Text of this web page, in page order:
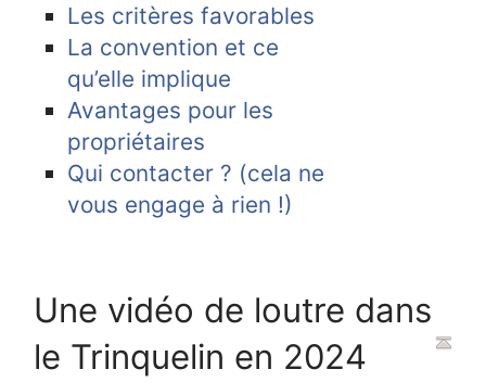
Les critères favorables
La convention et ce
qu’elle implique
Avantages pour les
propriétaires
Qui contacter ? (cela ne
vous engage à rien !)
Une vidéo de loutre dans
le Trinquelin en 2024